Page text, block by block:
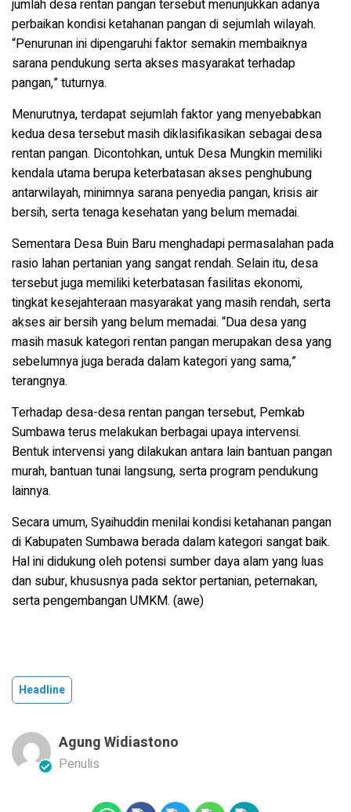
jumlah desa rentan pangan tersebut menunjukkan adanya
perbaikan kondisi ketahanan pangan di sejumlah wilayah.
“Penurunan ini dipengaruhi faktor semakin membaiknya
sarana pendukung serta akses masyarakat terhadap
pangan,” tuturnya.
Menurutnya, terdapat sejumlah faktor yang menyebabkan
kedua desa tersebut masih diklasifikasikan sebagai desa
rentan pangan. Dicontohkan, untuk Desa Mungkin memiliki
kendala utama berupa keterbatasan akses penghubung
antarwilayah, minimnya sarana penyedia pangan, krisis air
bersih, serta tenaga kesehatan yang belum memadai.
Sementara Desa Buin Baru menghadapi permasalahan pada
rasio lahan pertanian yang sangat rendah. Selain itu, desa
tersebut juga memiliki keterbatasan fasilitas ekonomi,
tingkat kesejahteraan masyarakat yang masih rendah, serta
akses air bersih yang belum memadai. “Dua desa yang
masih masuk kategori rentan pangan merupakan desa yang
sebelumnya juga berada dalam kategori yang sama,”
terangnya.
Terhadap desa-desa rentan pangan tersebut, Pemkab
Sumbawa terus melakukan berbagai upaya intervensi.
Bentuk intervensi yang dilakukan antara lain bantuan pangan
murah, bantuan tunai langsung, serta program pendukung
lainnya.
Secara umum, Syaihuddin menilai kondisi ketahanan pangan
di Kabupaten Sumbawa berada dalam kategori sangat baik.
Hal ini didukung oleh potensi sumber daya alam yang luas
dan subur, khususnya pada sektor pertanian, peternakan,
serta pengembangan UMKM. (awe)
Headline
Agung Widiastono
Penulis